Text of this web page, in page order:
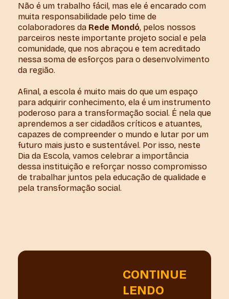
Não é um trabalho fácil, mas ele é encarado com
muita responsabilidade pelo time de
colaboradores da Rede Mondó, pelos nossos
parceiros neste importante projeto social e pela
comunidade, que nos abraçou e tem acreditado
nessa soma de esforços para o desenvolvimento
da região.
Afinal, a escola é muito mais do que um espaço
para adquirir conhecimento, ela é um instrumento
poderoso para a transformação social. É nela que
aprendemos a ser cidadãos críticos e atuantes,
capazes de compreender o mundo e lutar por um
futuro mais justo e sustentável. Por isso, neste
Dia da Escola, vamos celebrar a importância
dessa instituição e reforçar nosso compromisso
de trabalhar juntos pela educação de qualidade e
pela transformação social.
CONTINUE
LENDO